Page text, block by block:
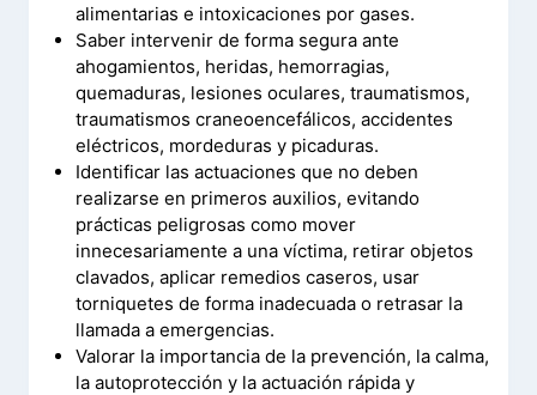
alimentarias e intoxicaciones por gases.
Saber intervenir de forma segura ante
ahogamientos, heridas, hemorragias,
quemaduras, lesiones oculares, traumatismos,
traumatismos craneoencefálicos, accidentes
eléctricos, mordeduras y picaduras.
Identificar las actuaciones que no deben
realizarse en primeros auxilios, evitando
prácticas peligrosas como mover
innecesariamente a una víctima, retirar objetos
clavados, aplicar remedios caseros, usar
torniquetes de forma inadecuada o retrasar la
llamada a emergencias.
Valorar la importancia de la prevención, la calma,
la autoprotección y la actuación rápida y